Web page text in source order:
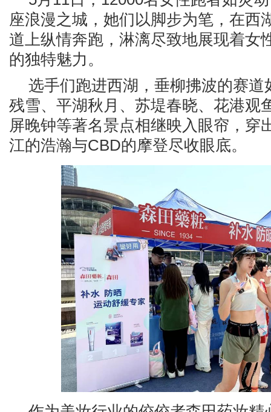
座浪漫之城，她们以脚步为笔，在西
道上纵情奔跑，淋漓尽致地展现着女
的独特魅力。
选手们跑进西湖，垂柳拂波的赛道
残雪、平湖秋月、苏堤春晓、花港观
屏晚钟等著名景点相继映入眼帘，穿
江的浩瀚与CBD的摩登尽收眼底。